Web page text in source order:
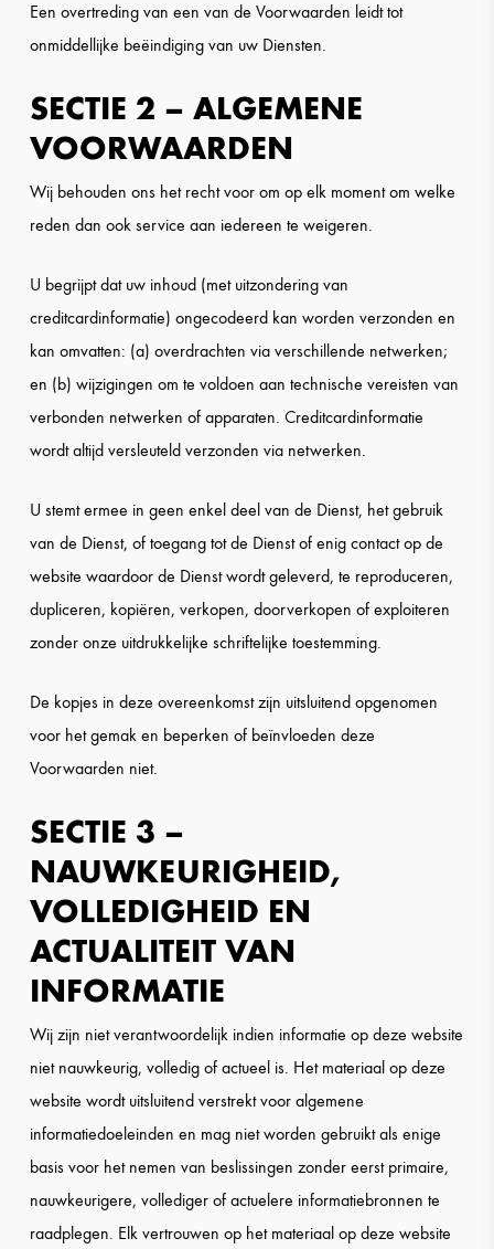
Een overtreding van een van de Voorwaarden leidt tot
onmiddellijke beëindiging van uw Diensten.
SECTIE 2 – ALGEMENE
VOORWAARDEN
Wij behouden ons het recht voor om op elk moment om welke
reden dan ook service aan iedereen te weigeren.
U begrijpt dat uw inhoud (met uitzondering van
creditcardinformatie) ongecodeerd kan worden verzonden en
kan omvatten: (a) overdrachten via verschillende netwerken;
en (b) wijzigingen om te voldoen aan technische vereisten van
verbonden netwerken of apparaten. Creditcardinformatie
wordt altijd versleuteld verzonden via netwerken.
U stemt ermee in geen enkel deel van de Dienst, het gebruik
van de Dienst, of toegang tot de Dienst of enig contact op de
website waardoor de Dienst wordt geleverd, te reproduceren,
dupliceren, kopiëren, verkopen, doorverkopen of exploiteren
zonder onze uitdrukkelijke schriftelijke toestemming.
De kopjes in deze overeenkomst zijn uitsluitend opgenomen
voor het gemak en beperken of beïnvloeden deze
Voorwaarden niet.
SECTIE 3 –
NAUWKEURIGHEID,
VOLLEDIGHEID EN
ACTUALITEIT VAN
INFORMATIE
Wij zijn niet verantwoordelijk indien informatie op deze website
niet nauwkeurig, volledig of actueel is. Het materiaal op deze
website wordt uitsluitend verstrekt voor algemene
informatiedoeleinden en mag niet worden gebruikt als enige
basis voor het nemen van beslissingen zonder eerst primaire,
nauwkeurigere, vollediger of actuelere informatiebronnen te
raadplegen. Elk vertrouwen op het materiaal op deze website